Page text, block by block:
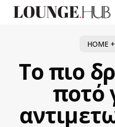
HOME
Το πιο
ποτό